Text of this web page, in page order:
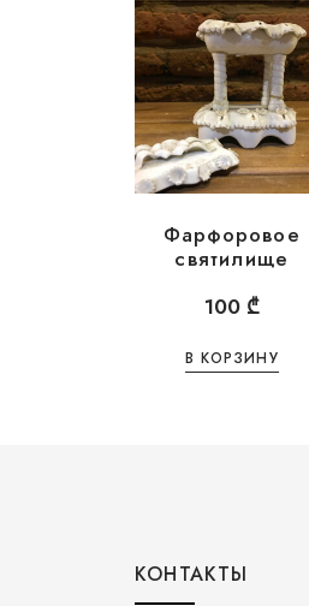
Фарфоровое
святилище
100 ₾
В КОРЗИНУ
КОНТАКТЫ